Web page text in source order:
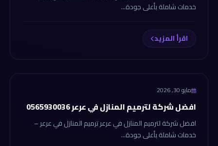
خدمات شاملة بأعلى جودة...
اقرأ المزيد
شركة الانجاز
مايو 30, 2026
افضل شركة لترميم المنازل في عرعر 0565930036
افضل شركة لترميم المنازل في عرعر ترميم المنازل في عرعر –
خدمات شاملة بأعلى جودة...